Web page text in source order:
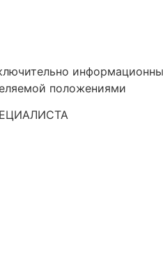
положениями